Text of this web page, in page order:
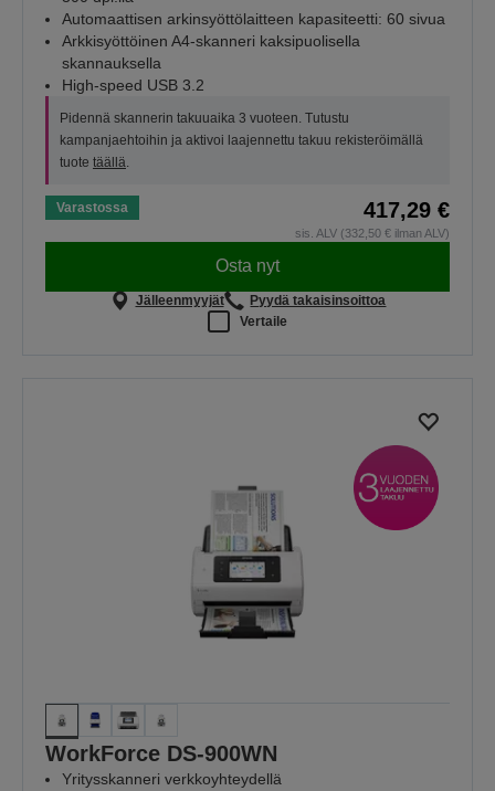
Automaattisen arkinsyöttölaitteen kapasiteetti: 60 sivua
Arkkisyöttöinen A4-skanneri kaksipuolisella
skannauksella
High-speed USB 3.2
Pidennä skannerin takuuaika 3 vuoteen. Tutustu
kampanjaehtoihin ja aktivoi laajennettu takuu rekisteröimällä
tuote täällä.
Varastossa 417,29 €
sis. ALV (332,50 € ilman ALV)
Osta nyt
Jälleenmyyjät
Pyydä takaisinsoittoa
Vertaile
WorkForce DS-900WN
Yritysskanneri verkkoyhteydellä